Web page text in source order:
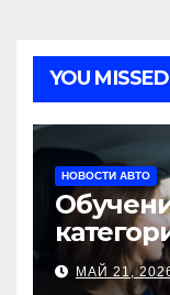
YOU MISSED
НОВОСТИ АВТО
дляМАЙ 21,